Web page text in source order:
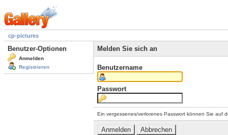
cp-pictures
Benutzer-Optionen
Anmelden
Registrieren
Melden Sie sich an
Benutzername
Passwort
Ein vergessenes/verlorenes Passwort können Sie auf